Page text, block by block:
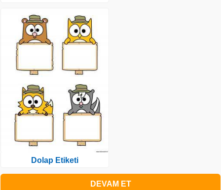
Dolap Etiketi
DEVAM ET